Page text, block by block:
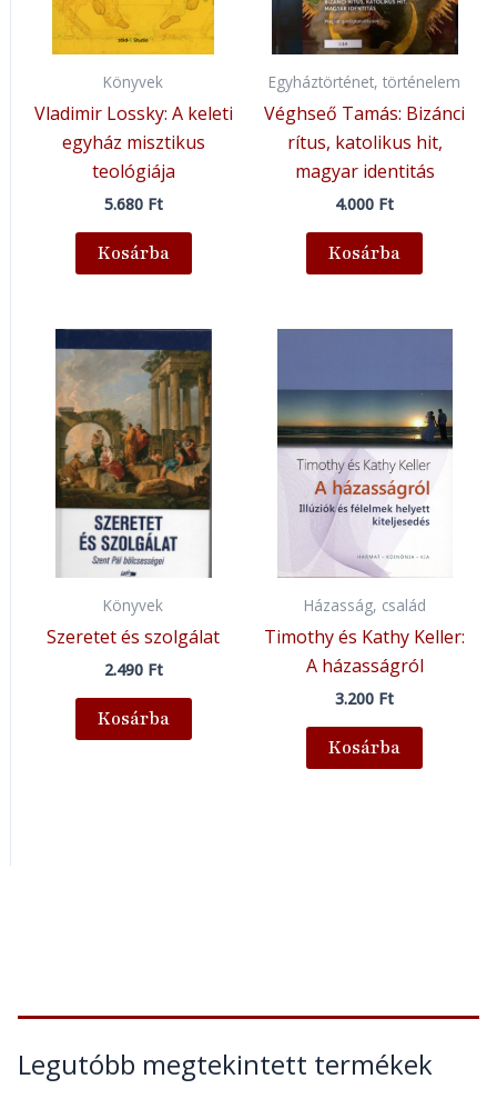
Legutóbb megtekintett termékek
Könyvek
Vladimir Lossky: A keleti
egyház misztikus
teológiája
5.680 Ft
Kosárba
Egyháztörténet, történelem
Véghseő Tamás: Bizánci
rítus, katolikus hit,
magyar identitás
4.000 Ft
Kosárba
Könyvek
Szeretet és szolgálat
2.490 Ft
Kosárba
Házasság, család
Timothy és Kathy Keller:
A házasságról
3.200 Ft
Kosárba